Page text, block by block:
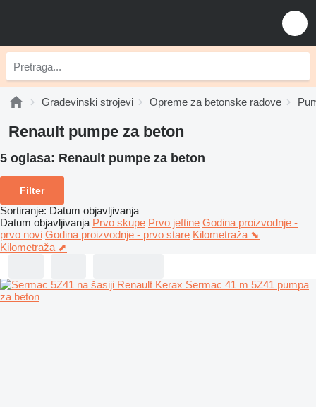
Građevinski strojevi Opreme za betonske radove
Renault pumpe za beton
5 oglasa: Renault pumpe za beton
Filter
Sortiranje: Datum objavljivanja
Datum objavljivanja Prvo skupe Prvo jeftine Godina proizvodnje -
prvo novi Godina proizvodnje - prvo stare Kilometraža ⬊
Kilometraža ⬈